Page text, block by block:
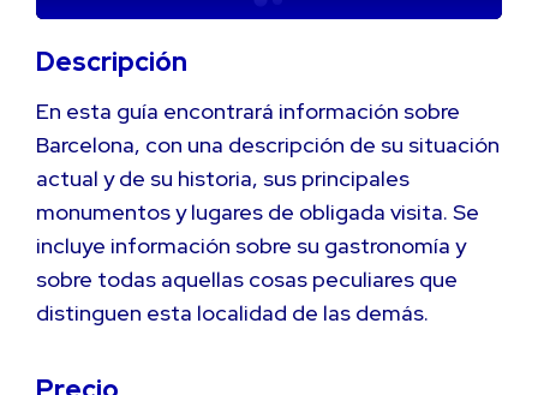
Descripción
En esta guía encontrará información sobre
Barcelona, con una descripción de su situación
actual y de su historia, sus principales
monumentos y lugares de obligada visita. Se
incluye información sobre su gastronomía y
sobre todas aquellas cosas peculiares que
distinguen esta localidad de las demás.